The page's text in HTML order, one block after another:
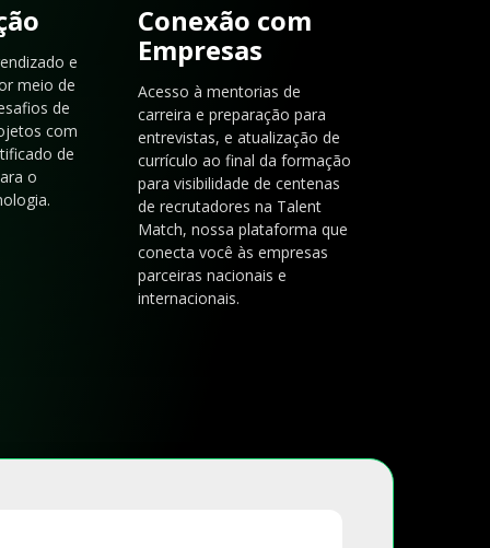
e
meio de
de
com
de
o
Conexão com
Empresas
Acesso à mentorias de
carreira e preparação para
entrevistas, e atualização de
currículo ao final da formação
para visibilidade de centenas
de recrutadores na Talent
Match, nossa plataforma que
conecta você às empresas
parceiras nacionais e
internacionais.